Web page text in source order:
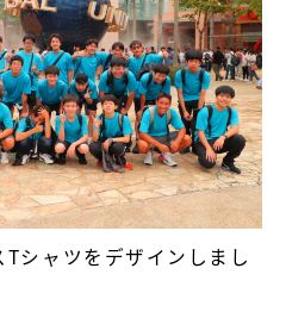
シャツをデザインしまし